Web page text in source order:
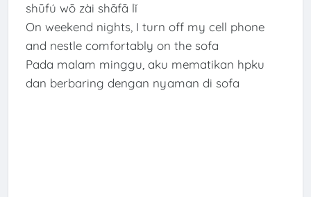
shūfú wō zài shāfā lǐ
On weekend nights, I turn off my cell phone
and nestle comfortably on the sofa
Pada malam minggu, aku mematikan hpku
dan berbaring dengan nyaman di sofa